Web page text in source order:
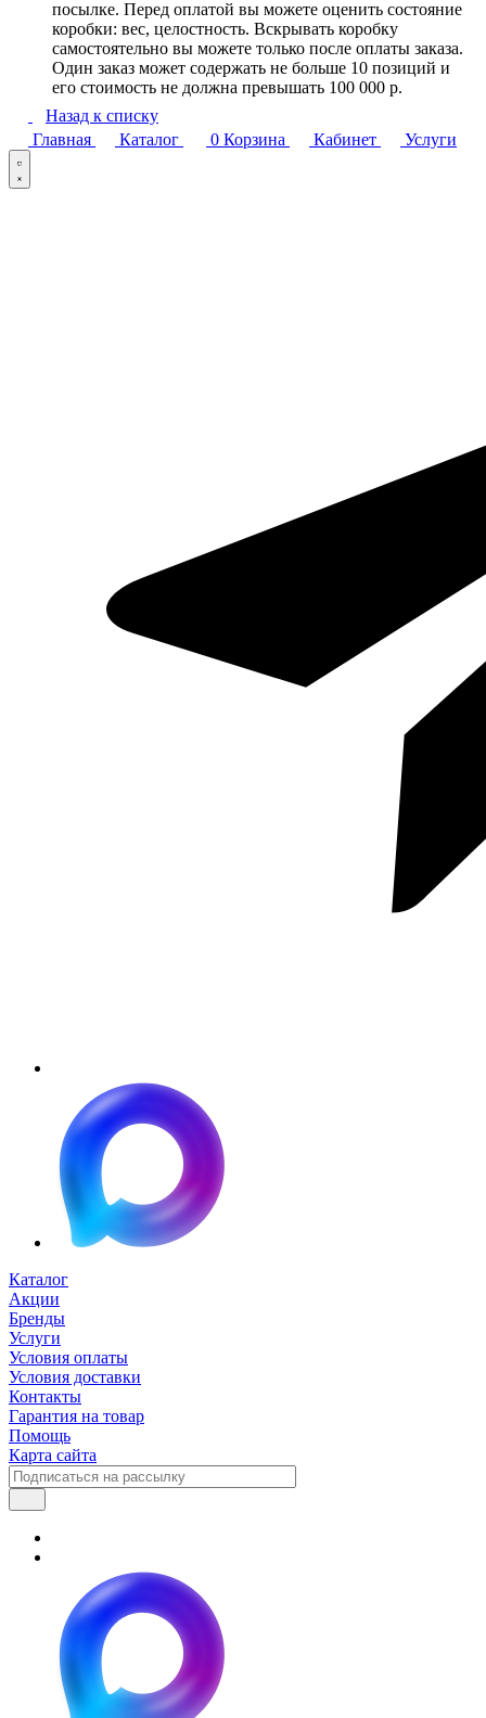
посылке. Перед оплатой вы можете оценить состояние
коробки: вес, целостность. Вскрывать коробку
самостоятельно вы можете только после оплаты заказа.
Один заказ может содержать не больше 10 позиций и
его стоимость не должна превышать 100 000 р.
Назад к списку
Главная
Каталог 0 Корзина Кабинет Услуги
Каталог
Акции
Бренды
Услуги
Условия оплаты
Условия доставки
Контакты
Гарантия на товар
Помощь
Карта сайта